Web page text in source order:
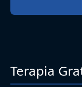
Terapia